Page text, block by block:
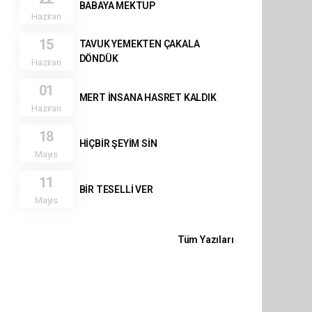
Haziran
BABAYA MEKTUP
15
Haziran
TAVUK YEMEKTEN ÇAKALA
DÖNDÜK
01
Haziran
MERT İNSANA HASRET KALDIK
18
Mayıs
HİÇBİR ŞEYİM SİN
11
Mayıs
BİR TESELLİ VER
Tüm Yazıları